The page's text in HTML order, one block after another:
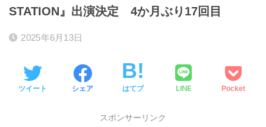
STATION』出演決定 4か月ぶり17回目
2025年6月13日
ツイート シェア はてブ LINE Pocket
スポンサーリンク